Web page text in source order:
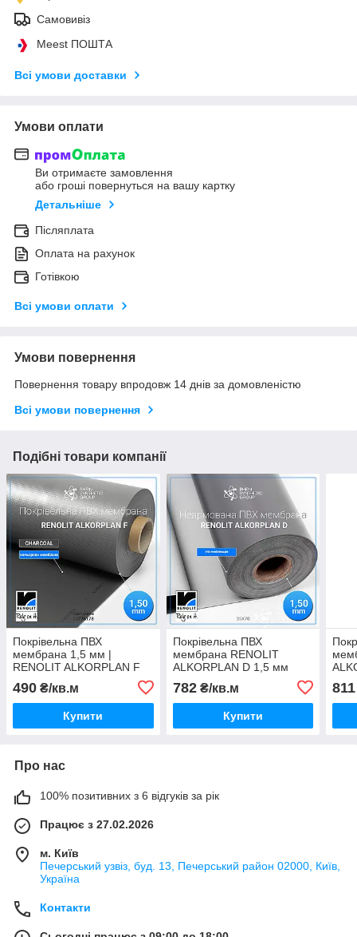
Самовивіз
Meest ПОШТА
Всі умови доставки
Умови оплати
Ви отримаєте замовлення
або гроші повернуться на вашу картку
Детальніше
Післяплата
Оплата на рахунок
Готівкою
Всі умови оплати
Умови повернення
Повернення товару впродовж 14 днів за домовленістю
Всі умови повернення
Подібні товари компанії
Покрівельна ПВХ
мембрана 1,5 мм |
RENOLIT ALKORPLAN F
Мембрана армована 1.5
мм
490 ₴/кв.м
Купити
Покрівельна ПВХ
мембрана RENOLIT
ALKORPLAN D 1,5 мм
782₴/кв.м
Купити
811
Про нас
100% позитивних з 6 відгуків за рік
Працює з 27.02.2026
м. Київ
Печерський узвіз, буд. 13, Печерський район 02000, Київ,
Україна
Контакти